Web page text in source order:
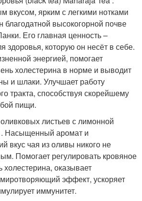
вкусом, ярким с легкими нотками
благодатной высокогорной почве
Его главная ценность –
здоровья, которую он несёт в себе.
энергией, помогает
холестерина в норме и выводит
и шлаки. Улучшает работу
тракта, способствуя скорейшему
пищи.
листьев с лимонной
Насыщенный аромат и
вкус чая из оливы никого не
Помогает регулировать кровяное
оказывает
эффект, ускоряет
иммунитет.